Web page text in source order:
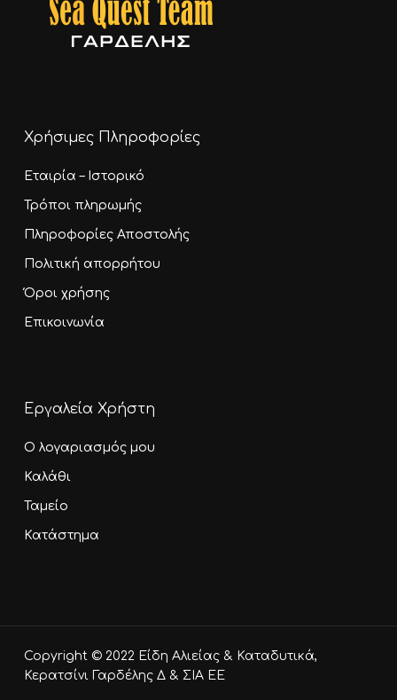
Υποσύνολο: 0,00€
Καλάθι
Χρήσιμες Πληροφορίες
Εταιρία – Ιστορικό
Τρόποι πληρωμής
Πληροφορίες Αποστολής
Πολιτική απορρήτου
Όροι χρήσης
Επικοινωνία
Εργαλεία Χρήστη
Ο λογαριασμός μου
Καλάθι
Ταμείο
Κατάστημα
Copyright © 2022 Είδη Αλιείας & Καταδυτικά,
Κερατσίνι Γαρδέλης Δ & ΣΙΑ ΕΕ